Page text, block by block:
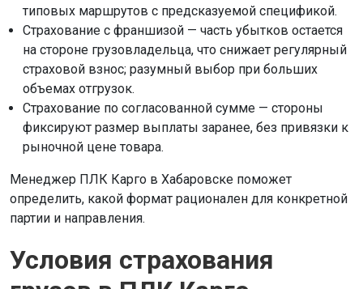
типовых маршрутов с предсказуемой спецификой.
Страхование с франшизой — часть убытков остается
на стороне грузовладельца, что снижает регулярный
страховой взнос; разумный выбор при больших
объемах отгрузок.
Страхование по согласованной сумме — стороны
фиксируют размер выплаты заранее, без привязки к
рыночной цене товара.
Менеджер ПЛК Карго в Хабаровске поможет
определить, какой формат рационален для конкретной
партии и направления.
Условия страхования